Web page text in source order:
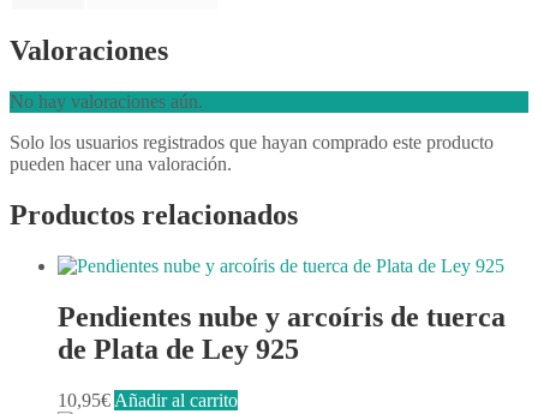
Valoraciones
No hay valoraciones aún.
Solo los usuarios registrados que hayan comprado este producto
pueden hacer una valoración.
Productos relacionados
Pendientes nube y arcoíris de tuerca
de Plata de Ley 925
10,95€ Añadir al carrito